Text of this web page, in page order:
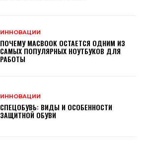
ИННОВАЦИИ
ПОЧЕМУ MACBOOK ОСТАЕТСЯ ОДНИМ ИЗ
САМЫХ ПОПУЛЯРНЫХ НОУТБУКОВ ДЛЯ
РАБОТЫ
ИННОВАЦИИ
СПЕЦОБУВЬ: ВИДЫ И ОСОБЕННОСТИ
ЗАЩИТНОЙ ОБУВИ